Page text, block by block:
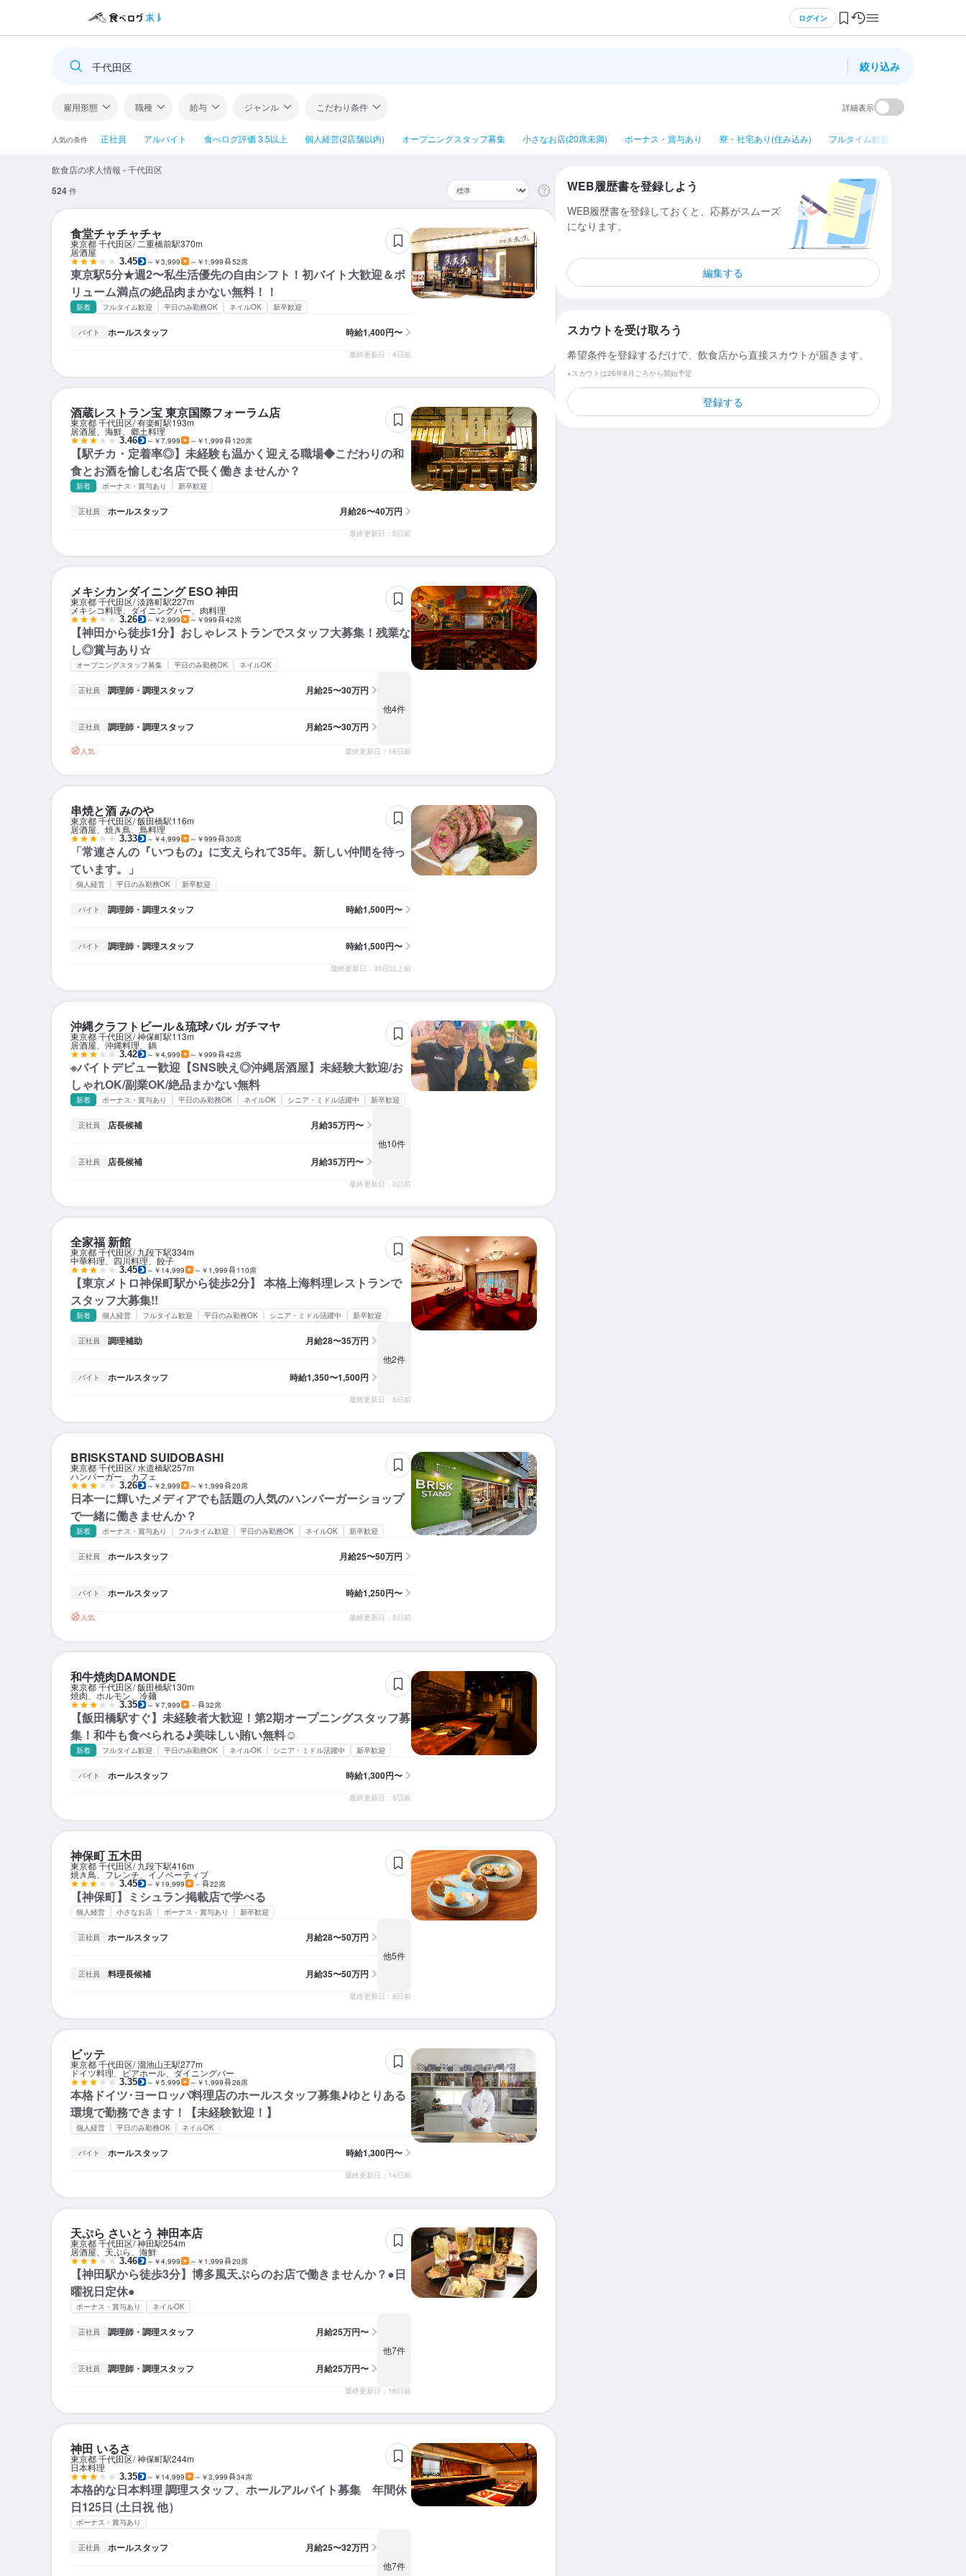
ログイン
千代田区 絞り込み
雇用形態 職種 給与 ジャンル こだわり条件 詳細表示
人気の条件 正社員 アルバイト 食べログ評価 3.5以上 個人経営(2店舗以内) オープニングスタッフ募集 小さなお店(20席未満) ボーナス・賞与あり 寮・社宅あり(住み込み) フルタイム歓迎
飲食店の求人情報 - 千代田区
524件
食堂チャチャチャ
東京都 千代田区 二重橋前駅370m
居酒屋
3.45 ～￥3,999 ～￥1,999 52席
東京駅5分★週2〜私生活優先の自由シフト！初バイト大歓迎＆ボ
リューム満点の絶品肉まかない無料！！
新着 フルタイム歓迎 平日のみ勤務OK ネイルOK 新卒歓迎
バイト ホールスタッフ 時給1,400円〜
最終更新日：4日前
酒蔵レストラン宝 東京国際フォーラム店
東京都 千代田区 有楽町駅193m
居酒屋、海鮮、郷土料理
3.46 ～￥7,999 ～￥1,999 120席
【駅チカ・定着率◎】未経験も温かく迎える職場◆こだわりの和
食とお酒を愉しむ名店で長く働きませんか？
新着 ボーナス・賞与あり 新卒歓迎
正社員 ホールスタッフ 月給26〜40万円
最終更新日：5日前
メキシカンダイニング ESO 神田
東京都 千代田区 淡路町駅227m
メキシコ料理、ダイニングバー、肉料理
3.26 ～￥2,999 ～￥999 42席
【神田から徒歩1分】おしゃレストランでスタッフ大募集！残業な
し◎賞与あり☆
オープニングスタッフ募集 平日のみ勤務OK ネイルOK
正社員 調理師・調理スタッフ 月給25〜30万円
正社員 調理師・調理スタッフ 月給25〜30万円
他4件
人気 最終更新日：18日前
串焼と酒 みのや
東京都 千代田区 飯田橋駅116m
居酒屋、焼き鳥、鳥料理
3.33 ～￥4,999 ～￥999 30席
「常連さんの『いつもの』に支えられて35年。新しい仲間を待っ
ています。」
個人経営 平日のみ勤務OK 新卒歓迎
バイト 調理師・調理スタッフ 時給1,500円〜
バイト 調理師・調理スタッフ 時給1,500円〜
最終更新日：30日以上前
沖縄クラフトビール＆琉球バル ガチマヤ
東京都 千代田区 神保町駅113m
居酒屋、沖縄料理、鍋
3.42 ～￥4,999 ～￥999 42席
※バイトデビュー歓迎【SNS映え◎沖縄居酒屋】未経験大歓迎/お
しゃれOK/副業OK/絶品まかない無料
新着 ボーナス・賞与あり 平日のみ勤務OK ネイルOK シニア・ミドル活躍中 新卒歓迎
正社員 店長候補 月給35万円〜
正社員 店長候補 月給35万円〜
他10件
最終更新日：3日前
全家福 新館
東京都 千代田区 九段下駅334m
中華料理、四川料理、餃子
3.45 ～￥14,999 ～￥1,999 110席
【東京メトロ神保町駅から徒歩2分】 本格上海料理レストランで
スタッフ大募集!!
新着 個人経営 フルタイム歓迎 平日のみ勤務OK シニア・ミドル活躍中 新卒歓迎
正社員 調理補助 月給28〜35万円
バイト ホールスタッフ 時給1,350〜1,500円
他2件
最終更新日：5日前
BRISKSTAND SUIDOBASHI
東京都 千代田区 水道橋駅257m
ハンバーガー、カフェ
3.26 ～￥2,999 ～￥1,999 20席
日本一に輝いたメディアでも話題の人気のハンバーガーショップ
で一緒に働きませんか？
新着 ボーナス・賞与あり フルタイム歓迎 平日のみ勤務OK ネイルOK 新卒歓迎
正社員 ホールスタッフ 月給25〜50万円
バイト ホールスタッフ 時給1,250円〜
人気 最終更新日：5日前
和牛焼肉DAMONDE
東京都 千代田区 飯田橋駅130m
焼肉、ホルモン、冷麺
3.35 ～￥7,999 － 32席
【飯田橋駅すぐ】未経験者大歓迎！第2期オープニングスタッフ募
集！和牛も食べられる♪美味しい賄い無料☺
新着 フルタイム歓迎 平日のみ勤務OK ネイルOK シニア・ミドル活躍中 新卒歓迎
バイト ホールスタッフ 時給1,300円〜
最終更新日：5日前
神保町 五木田
東京都 千代田区 九段下駅416m
焼き鳥、フレンチ、イノベーティブ
3.45 ～￥19,999 － 22席
【神保町】ミシュラン掲載店で学べる
個人経営 小さなお店 ボーナス・賞与あり 新卒歓迎
正社員 ホールスタッフ 月給28〜50万円
正社員 料理長候補 月給35〜50万円
他5件
最終更新日：8日前
ビッテ
東京都 千代田区 溜池山王駅277m
ドイツ料理、ビアホール、ダイニングバー
3.35 ～￥5,999 ～￥1,999 26席
本格ドイツ･ヨーロッパ料理店のホールスタッフ募集♪ゆとりある
環境で勤務できます！【未経験歓迎！】
個人経営 平日のみ勤務OK ネイルOK
バイト ホールスタッフ 時給1,300円〜
最終更新日：14日前
天ぷら さいとう 神田本店
東京都 千代田区 神田駅254m
居酒屋、天ぷら、海鮮
3.46 ～￥4,999 ～￥1,999 20席
【神田駅から徒歩3分】博多風天ぷらのお店で働きませんか？●日
曜祝日定休●
ボーナス・賞与あり ネイルOK
正社員 調理師・調理スタッフ 月給25万円〜
正社員 調理師・調理スタッフ 月給25万円〜
他7件
最終更新日：16日前
神田 いるさ
東京都 千代田区 神保町駅244m
日本料理
3.35 ～￥14,999 ～￥3,999 34席
本格的な日本料理 調理スタッフ、ホールアルバイト募集 年間休
日125日 (土日祝 他）
ボーナス・賞与あり
正社員 ホールスタッフ 月給25〜32万円
他7件
WEB履歴書を登録しよう
WEB履歴書を登録しておくと、応募がスムーズ
になります。
編集する
スカウトを受け取ろう
希望条件を登録するだけで、飲食店から直接スカウトが届きます。
※スカウトは26年8月ごろから開始予定
登録する
月給：
月給：
調理師・調理スタッフ
調理師・調理スタッフ
月給：
ホールスタッフ
月給：
ホールスタッフ
月給：
料理長候補
調理師・調理スタッフ
月給：
料理長候補
調理師・調理スタッフ
時給：
月給：
ホールスタッフ
月給：
ホールスタッフ
ホールスタッフ
月給：
ホールスタッフ
月給：
ホールスタッフ
月給：
ホールスタッフ